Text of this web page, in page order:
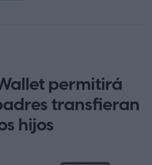
permitirá
transfieran
hijos